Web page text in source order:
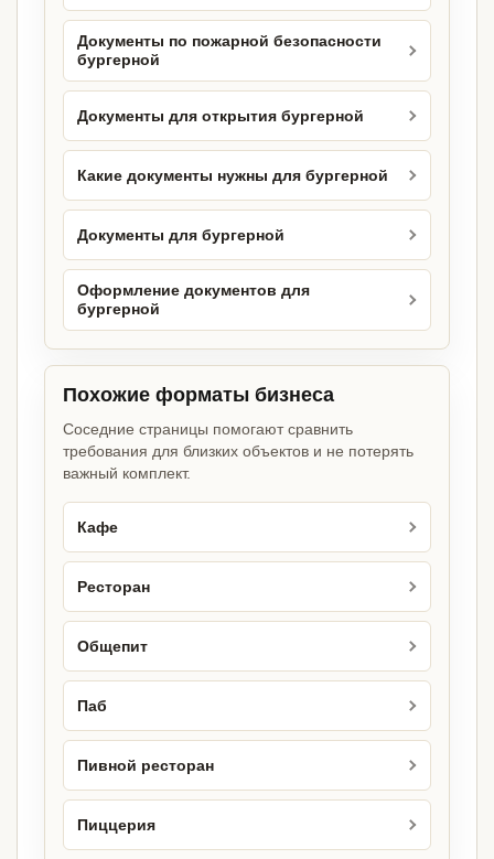
Документы по пожарной безопасности
бургерной
Документы для открытия бургерной
Какие документы нужны для бургерной
Документы для бургерной
Оформление документов для
бургерной
Похожие форматы бизнеса
Соседние страницы помогают сравнить
требования для близких объектов и не потерять
важный комплект.
Кафе
Ресторан
Общепит
Паб
Пивной ресторан
Пиццерия